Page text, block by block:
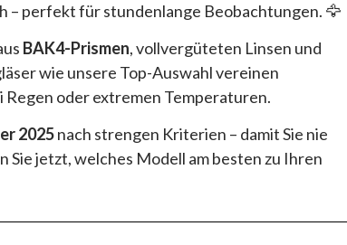
– perfekt für stundenlange Beobachtungen. 🦅
BAK4-Prismen, vollvergüteten Linsen und
wie unsere Top-Auswahl vereinen
oder extremen Temperaturen.
2025nach strengen Kriterien – damit Sie nie
jetzt, welches Modell am besten zu Ihren